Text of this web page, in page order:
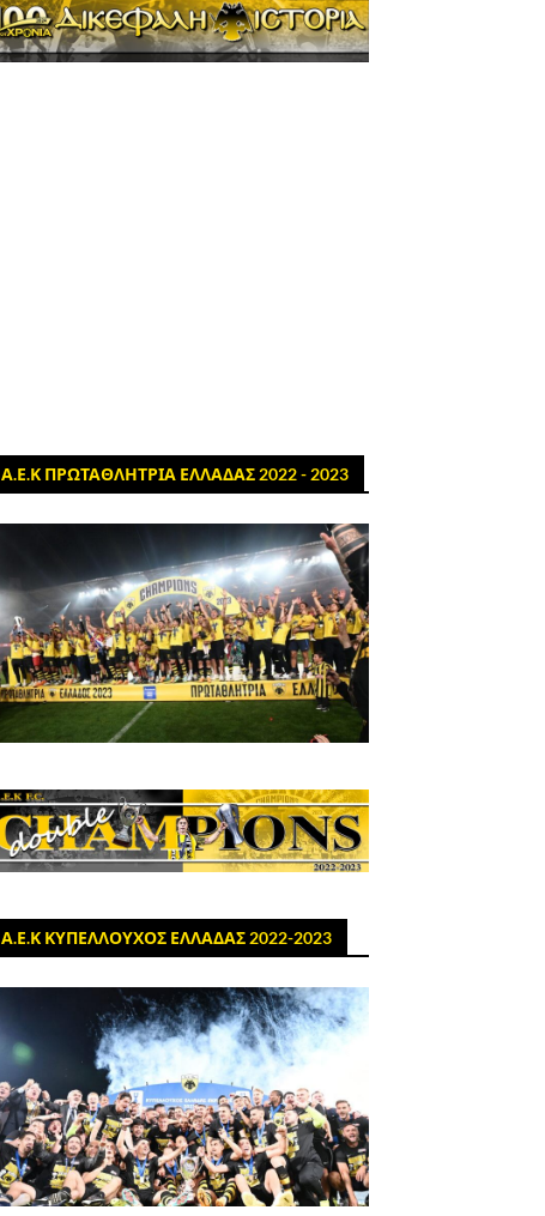
Α.Ε.Κ ΠΡΩΤΑΘΛΗΤΡΙΑ ΕΛΛΑΔΑΣ 2022 - 2023
Α.Ε.Κ ΚΥΠΕΛΛΟΥΧΟΣ ΕΛΛΑΔΑΣ 2022-2023